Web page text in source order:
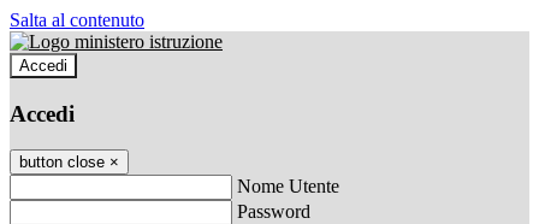
Salta al contenuto
Accedi
Accedi
button close ×
Nome Utente
Password